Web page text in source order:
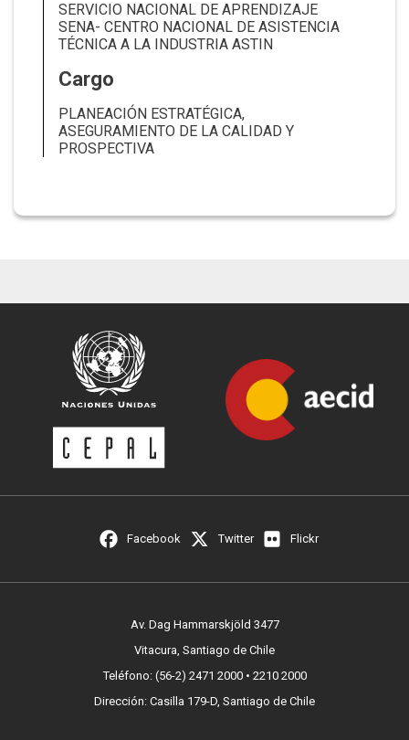
SERVICIO NACIONAL DE APRENDIZAJE
SENA- CENTRO NACIONAL DE ASISTENCIA
TÉCNICA A LA INDUSTRIA ASTIN
Cargo
PLANEACIÓN ESTRATÉGICA,
ASEGURAMIENTO DE LA CALIDAD Y
PROSPECTIVA
Facebook Twitter Flickr
Av. Dag Hammarskjöld 3477
Vitacura, Santiago de Chile
Teléfono: (56-2) 2471 2000 • 2210 2000
Dirección: Casilla 179-D, Santiago de Chile